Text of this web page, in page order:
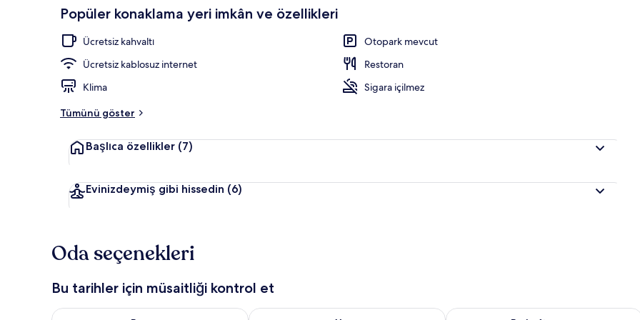
Deluxe Süit, Kısmi Deniz Manzaralı | Minibar, ücretsiz kablosuz İnternet, çarşaf takımı
Popüler konaklama yeri imkân ve özellikleri
Ücretsiz kahvaltı
Otopark mevcut
Ücretsiz kablosuz internet
Restoran
Klima
Sigara içilmez
Tümünü göster
Başlıca özellikler (7)
Evinizdeymiş gibi hissedin (6)
Oda seçenekleri
Bu tarihler için müsaitliği kontrol et
Bu gece için müsaitliği kontrol et Ağu 8 - Ağu 9Yarın için müsaitliği kontrol et Ağu 9 - Ağu 10Bu hafta sonu için müsaitliği kontrol et